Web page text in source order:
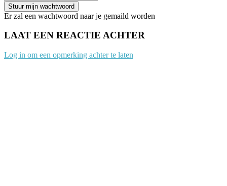
Er zal een wachtwoord naar je gemaild worden
LAAT EEN REACTIE ACHTER
Log in om een opmerking achter te laten